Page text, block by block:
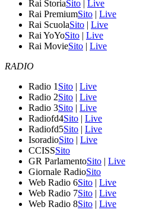
Rai StoriaSito | Live
Rai PremiumSito | Live
Rai ScuolaSito | Live
Rai YoYoSito | Live
Rai MovieSito | Live
RADIO
Radio 1 Sito | Live
Radio 2Sito | Live
Radio 3Sito | Live
Radiofd4Sito | Live
Radiofd5Sito | Live
IsoradioSito | Live
CCISSSito
GR ParlamentoSito | Live
Giornale RadioSito
Web Radio 6Sito | Live
Web Radio 7Sito | Live
Web Radio 8Sito | Live